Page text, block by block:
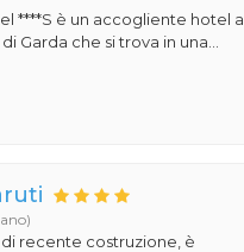
****S è un accogliente hotel a
Garda che si trova in una...
di recente costruzione, è